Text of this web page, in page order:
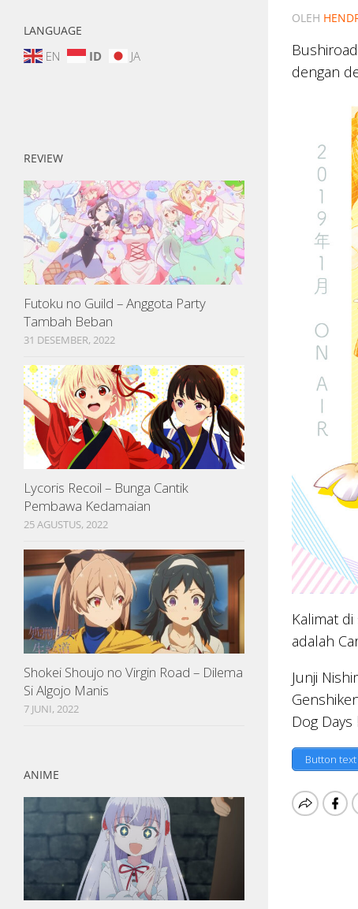
OLEH
dengan
Kalimat
adalah
Junji
Dog
Button text
LANGUAGE
EN ID JA
REVIEW
Futoku no Guild – Anggota Party
Tambah Beban
31 DESEMBER, 2022
Lycoris Recoil – Bunga Cantik
Pembawa Kedamaian
25 AGUSTUS, 2022
Shokei Shoujo no Virgin Road – Dilema
Si Algojo Manis
7 JUNI, 2022
ANIME